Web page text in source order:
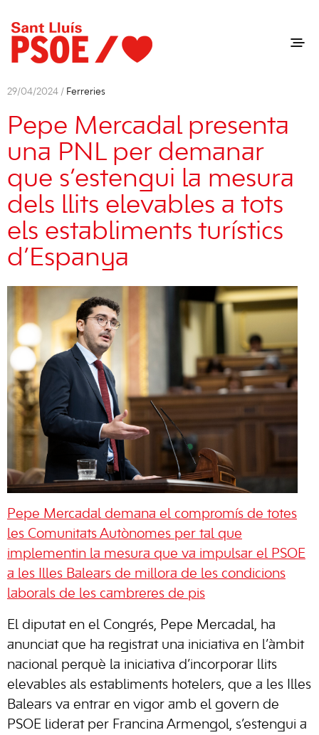
29/04/2024 / Ferreries
Pepe Mercadal presenta
una PNL per demanar
que s’estengui la mesura
dels llits elevables a tots
els establiments turístics
d’Espanya
Pepe Mercadal demana el compromís de totes
les Comunitats Autònomes per tal que
implementin la mesura que va impulsar el PSOE
a les Illes Balears de millora de les condicions
laborals de les cambreres de pis
El diputat en el Congrés, Pepe Mercadal, ha
anunciat que ha registrat una iniciativa en l’àmbit
nacional perquè la iniciativa d’incorporar llits
elevables als establiments hotelers, que a les Illes
Balears va entrar en vigor amb el govern de
PSOE liderat per Francina Armengol, s’estengui a